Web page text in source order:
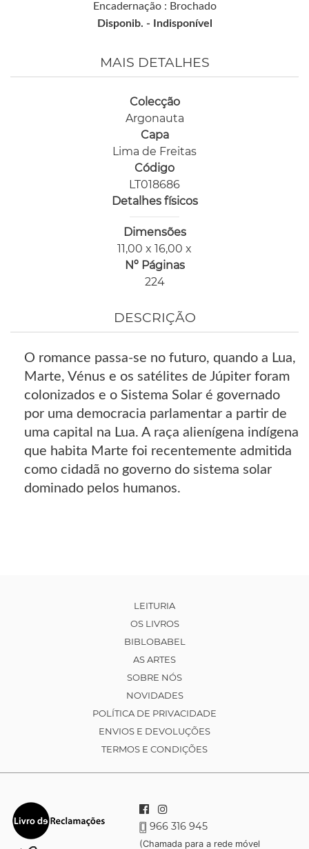
Encadernação : Brochado
Disponib. -
Indisponível
MAIS DETALHES
Colecção
Argonauta
Capa
Lima de Freitas
Código
LT018686
Detalhes físicos
Dimensões
11,00 x 16,00 x
Nº Páginas
224
DESCRIÇÃO
O romance passa-se no futuro, quando a Lua,
Marte, Vénus e os satélites de Júpiter foram
colonizados e o Sistema Solar é governado
por uma democracia parlamentar a partir de
uma capital na Lua. A raça alienígena indígena
que habita Marte foi recentemente admitida
como cidadã no governo do sistema solar
dominado pelos humanos.
LEITURIA
OS LIVROS
BIBLOBABEL
AS ARTES
SOBRE NÓS
NOVIDADES
POLÍTICA DE PRIVACIDADE
ENVIOS E DEVOLUÇÕES
TERMOS E CONDIÇÕES
966 316 945
(Chamada para a rede móvel